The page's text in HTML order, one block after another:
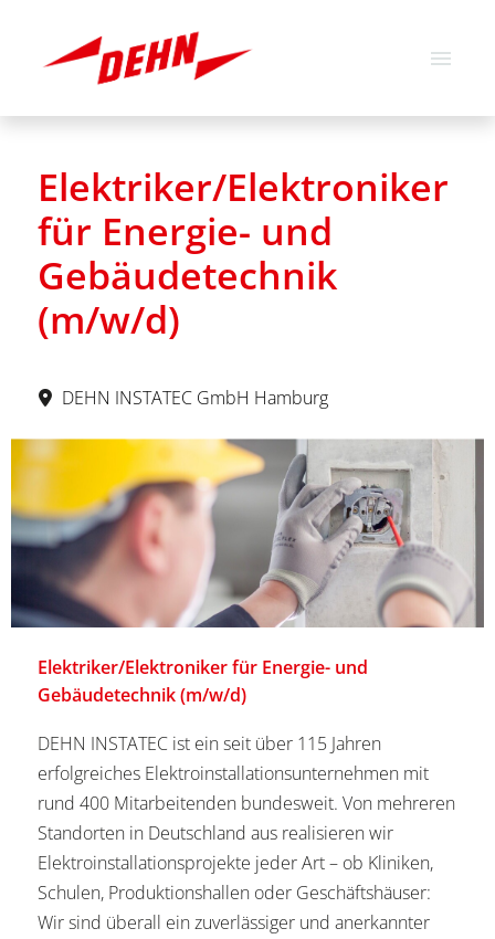
Stellenangebote
Über uns
Unsere Werte
Elektriker/Elektroniker
für Energie- und
Gebäudetechnik
(m/w/d)
DEHN INSTATEC GmbH Hamburg
Elektriker/Elektroniker für Energie- und
Gebäudetechnik (m/w/d)
DEHN INSTATEC ist ein seit über 115 Jahren
erfolgreiches Elektroinstallationsunternehmen mit
rund 400 Mitarbeitenden bundesweit. Von mehreren
Standorten in Deutschland aus realisieren wir
Elektroinstallationsprojekte jeder Art – ob Kliniken,
Schulen, Produktionshallen oder Geschäftshäuser:
Wir sind überall ein zuverlässiger und anerkannter